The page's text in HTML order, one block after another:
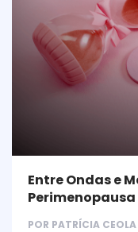
Entre Ondas e
Perimenopausa
POR PATRÍCIA CEOLA